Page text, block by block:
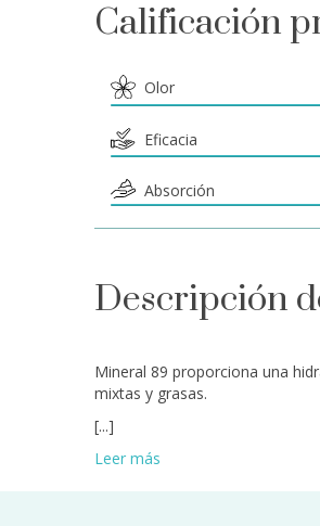
Calificación
Olor
Eficacia
Absorción
Descripción
Mineral 89 proporciona una
mixtas y grasas.
[...]
Leer más